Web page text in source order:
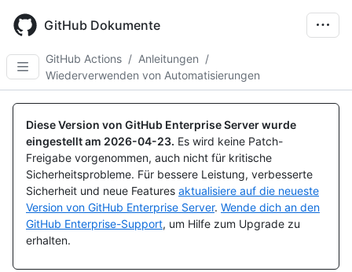
main
content
GitHub Dokumente
GitHub Actions / Anleitungen /
Wiederverwenden von Automatisierungen
Diese Version von GitHub Enterprise Server wurde
eingestellt am 2026-04-23. Es wird keine Patch-
Freigabe vorgenommen, auch nicht für kritische
Sicherheitsprobleme. Für bessere Leistung, verbesserte
Sicherheit und neue Features aktualisiere auf die neueste
Version von GitHub Enterprise Server. Wende dich an den
GitHub Enterprise-Support, um Hilfe zum Upgrade zu
erhalten.